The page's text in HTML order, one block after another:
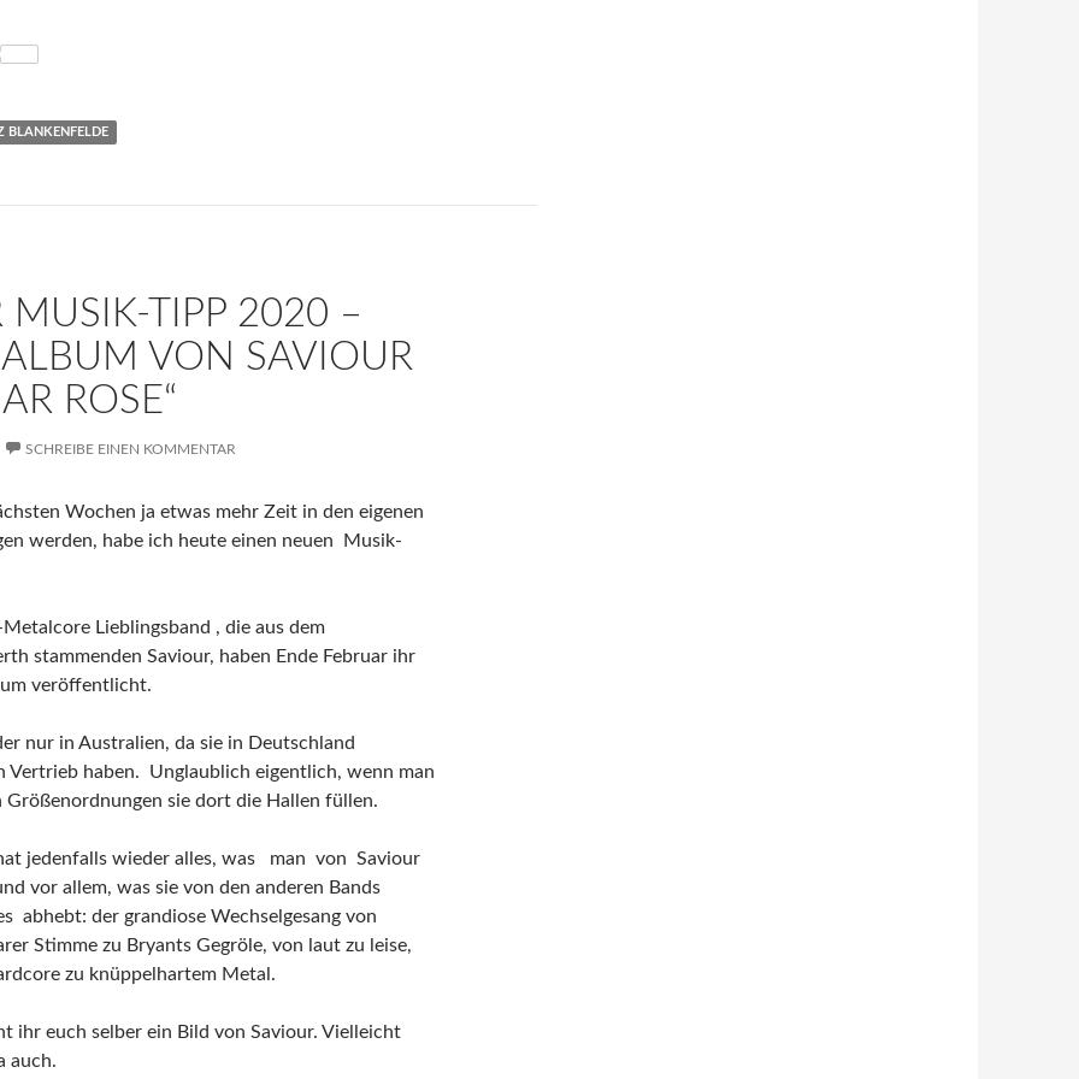
BLANKENFELDE
MUSIK-TIPP 2020 –
ALBUM VON SAVIOUR
ROSE“
SCHREIBE EINEN KOMMENTAR
Wochen ja etwas mehr Zeit in den eigenen
werden, habe ich heute einen neuen Musik-
Lieblingsband , die aus dem
stammenden Saviour, haben Ende Februar ihr
veröffentlicht.
nur in Australien, da sie in Deutschland
Vertrieb haben. Unglaublich eigentlich, wenn man
Größenordnungen sie dort die Hallen füllen.
hat jedenfalls wieder alles, was man von Saviour
vor allem, was sie von den anderen Bands
abhebt: der grandiose Wechselgesang von
Stimme zu Bryants Gegröle, von laut zu leise,
zu knüppelhartem Metal.
ihr euch selber ein Bild von Saviour. Vielleicht
auch.